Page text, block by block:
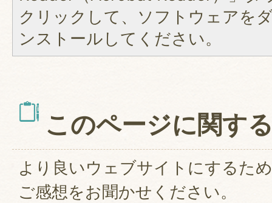
クリックして、ソフトウェアを
ンストールしてください。
このページに関す
より良いウェブサイトにするた
ご感想をお聞かせください。